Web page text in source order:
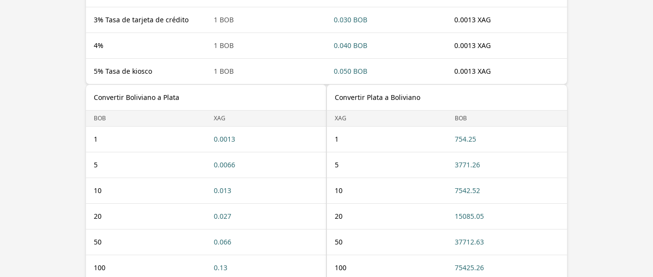
3% Tasa de tarjeta de crédito 1 BOB 0.030 BOB 0.0013 XAG
4% 1 BOB 0.040 BOB 0.0013 XAG
5% Tasa de kiosco 1 BOB 0.050 BOB 0.0013 XAG
Convertir Boliviano a Plata
BOB XAG
1 0.0013
5 0.0066
10 0.013
20 0.027
50 0.066
100 0.13
Convertir Plata a Boliviano
XAG BOB
1 754.25
5 3771.26
10 7542.52
20 15085.05
50 37712.63
100 75425.26